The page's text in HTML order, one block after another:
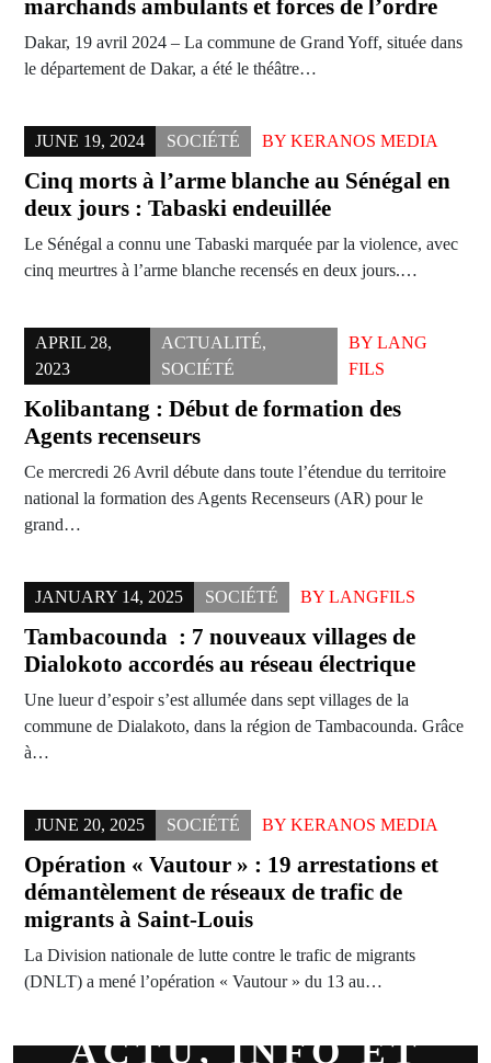
marchands ambulants et forces de l’ordre
Dakar, 19 avril 2024 – La commune de Grand Yoff, située dans
le département de Dakar, a été le théâtre…
JUNE 19, 2024 SOCIÉTÉ BY KERANOS MEDIA
Cinq morts à l’arme blanche au Sénégal en
deux jours : Tabaski endeuillée
Le Sénégal a connu une Tabaski marquée par la violence, avec
cinq meurtres à l’arme blanche recensés en deux jours.…
APRIL 28,
2023
ACTUALITÉ,
SOCIÉTÉ
BY LANG
FILS
Kolibantang : Début de formation des
Agents recenseurs
Ce mercredi 26 Avril débute dans toute l’étendue du territoire
national la formation des Agents Recenseurs (AR) pour le
grand…
JANUARY 14, 2025 SOCIÉTÉ BY LANGFILS
Tambacounda : 7 nouveaux villages de
Dialokoto accordés au réseau électrique
Une lueur d’espoir s’est allumée dans sept villages de la
commune de Dialakoto, dans la région de Tambacounda. Grâce
à…
JUNE 20, 2025 SOCIÉTÉ BY KERANOS MEDIA
Opération « Vautour » : 19 arrestations et
démantèlement de réseaux de trafic de
migrants à Saint-Louis
La Division nationale de lutte contre le trafic de migrants
(DNLT) a mené l’opération « Vautour » du 13 au…
ACTU, INFO ET